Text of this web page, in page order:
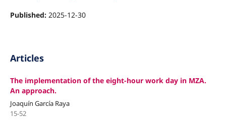
Published: 2025-12-30
Articles
The implementation of the eight-hour work day in MZA.
An approach.
Joaquín García Raya
15-52